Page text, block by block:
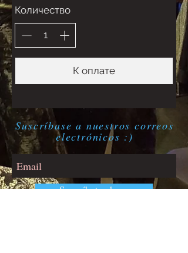
Количество
К оплате
Suscríbase a nuestros correos
electrónicos :)
Suscríbete ahora